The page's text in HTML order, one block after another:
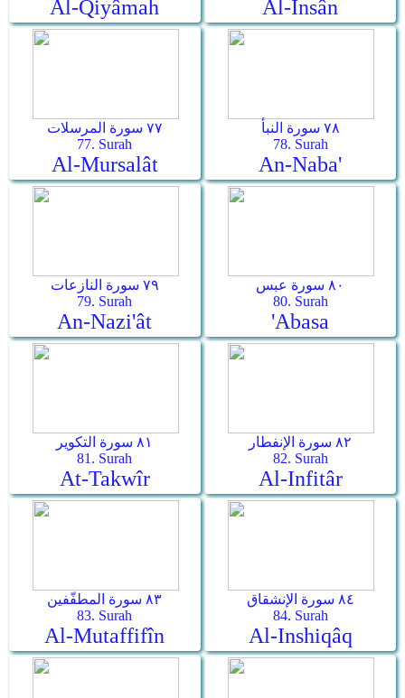
Al-Qiyâmah Al-Insân
٧٧ سورة المرسلات
77. Surah
Al-Mursalât
٧٨ سورة النبأ
78. Surah
An-Naba'
٧٩ سورة النازعات
79. Surah
An-Nazi'ât
٨٠ سورة عبس
80. Surah
'Abasa
٨١ سورة التكوير
81. Surah
At-Takwîr
٨٢ سورة الإنفطار
82. Surah
Al-Infitâr
٨٣ سورة المطفّفين
83. Surah
Al-Mutaffifîn
٨٤ سورة الإنشقاق
84. Surah
Al-Inshiqâq